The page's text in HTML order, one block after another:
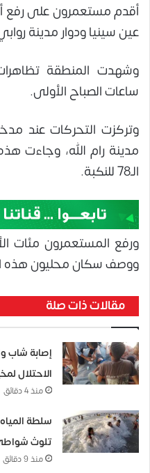
أقدم مستعمرون على رفع
عين سينيا ودوار مدينة
وشهدت المنطقة
ساعات الصباح الأولى.
وتركزت التحركات عند
مدينة رام الله، وجاءت
الـ78 للنكبة.
ورفع المستعمرون مئات
ووصف سكان محليون هذه
مقالات ذات صلة
الاحتلال
منذ 4 دقائق
سلطة
تلوث
منذ 9 دقائق